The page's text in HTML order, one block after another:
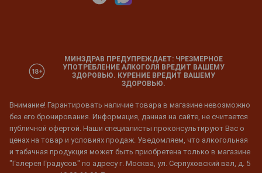
МИНЗДРАВ ПРЕДУПРЕЖДАЕТ: ЧРЕЗМЕРНОЕ
УПОТРЕБЛЕНИЕ АЛКОГОЛЯ ВРЕДИТ ВАШЕМУ
ЗДОРОВЬЮ. КУРЕНИЕ ВРЕДИТ ВАШЕМУ
ЗДОРОВЬЮ.
Внимание! Гарантировать наличие товара в магазине невозможно
без его бронирования. Информация, данная на сайте, не считается
публичной офертой. Наши специалисты проконсультируют Вас о
ценах на товар и условиях продаж. Уведомляем, что алкогольная
и табачная продукция может быть приобретена только в магазине
"Галерея Градусов" по адресу г. Москва, ул. Серпуховский вал, д. 5